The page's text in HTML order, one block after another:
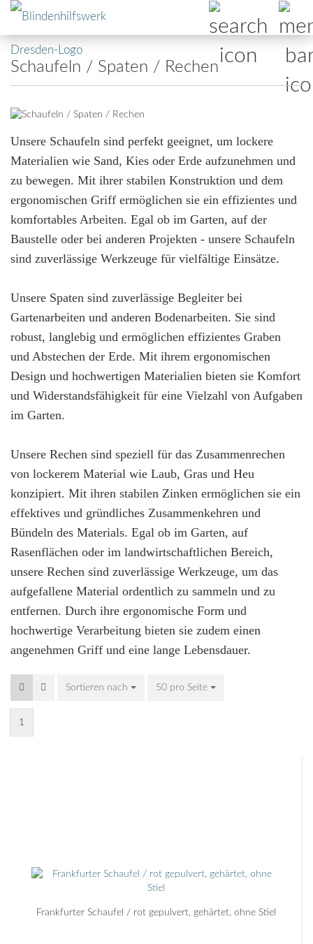
Schaufeln / Spaten / Rechen
Unsere Schaufeln sind perfekt geeignet, um lockere
Materialien wie Sand, Kies oder Erde aufzunehmen und
zu bewegen. Mit ihrer stabilen Konstruktion und dem
ergonomischen Griff ermöglichen sie ein effizientes und
komfortables Arbeiten. Egal ob im Garten, auf der
Baustelle oder bei anderen Projekten - unsere Schaufeln
sind zuverlässige Werkzeuge für vielfältige Einsätze.
Unsere Spaten sind zuverlässige Begleiter bei
Gartenarbeiten und anderen Bodenarbeiten. Sie sind
robust, langlebig und ermöglichen effizientes Graben
und Abstechen der Erde. Mit ihrem ergonomischen
Design und hochwertigen Materialien bieten sie Komfort
und Widerstandsfähigkeit für eine Vielzahl von Aufgaben
im Garten.
Unsere Rechen sind speziell für das Zusammenrechen
von lockerem Material wie Laub, Gras und Heu
konzipiert. Mit ihren stabilen Zinken ermöglichen sie ein
effektives und gründliches Zusammenkehren und
Bündeln des Materials. Egal ob im Garten, auf
Rasenflächen oder im landwirtschaftlichen Bereich,
unsere Rechen sind zuverlässige Werkzeuge, um das
aufgefallene Material ordentlich zu sammeln und zu
entfernen. Durch ihre ergonomische Form und
hochwertige Verarbeitung bieten sie zudem einen
angenehmen Griff und eine lange Lebensdauer.
Sortieren nach
Sortieren nach 50 pro Seite
pro Seite
1
Frankfurter Schaufel / rot gepulvert, gehärtet, ohne Stiel